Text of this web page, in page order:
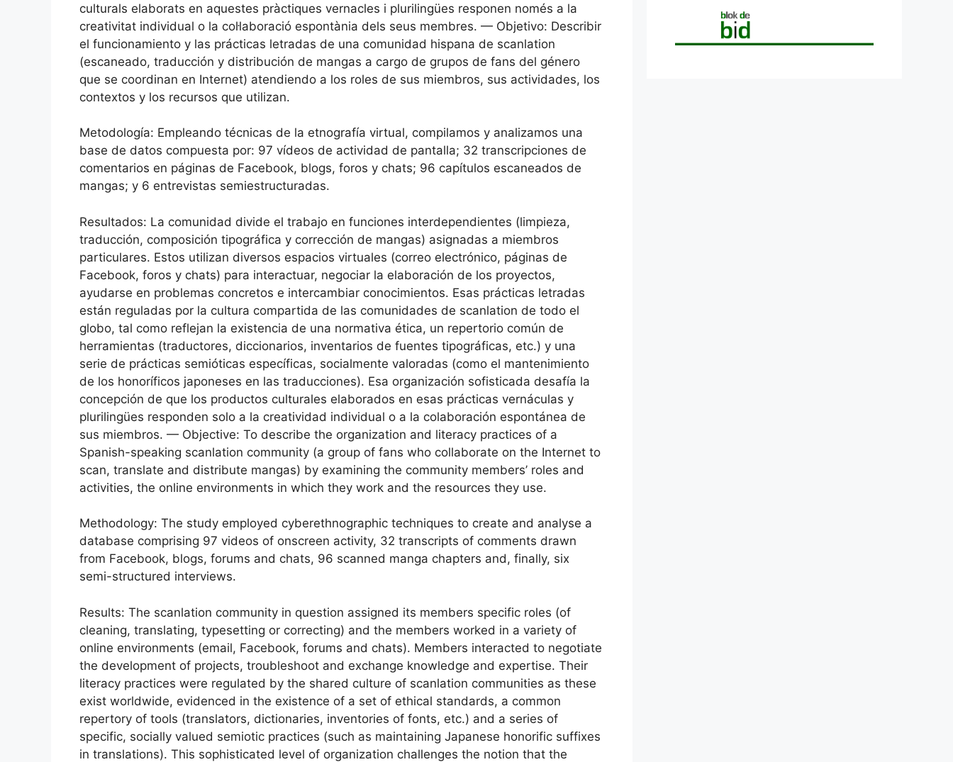
culturals elaborats en aquestes pràctiques vernacles i plurilingües responen només a la
creativitat individual o la col·laboració espontània dels seus membres. — Objetivo: Describir
el funcionamiento y las prácticas letradas de una comunidad hispana de scanlation
(escaneado, traducción y distribución de mangas a cargo de grupos de fans del género
que se coordinan en Internet) atendiendo a los roles de sus miembros, sus actividades, los
contextos y los recursos que utilizan.
Metodología: Empleando técnicas de la etnografía virtual, compilamos y analizamos una
base de datos compuesta por: 97 vídeos de actividad de pantalla; 32 transcripciones de
comentarios en páginas de Facebook, blogs, foros y chats; 96 capítulos escaneados de
mangas; y 6 entrevistas semiestructuradas.
Resultados: La comunidad divide el trabajo en funciones interdependientes (limpieza,
traducción, composición tipográfica y corrección de mangas) asignadas a miembros
particulares. Estos utilizan diversos espacios virtuales (correo electrónico, páginas de
Facebook, foros y chats) para interactuar, negociar la elaboración de los proyectos,
ayudarse en problemas concretos e intercambiar conocimientos. Esas prácticas letradas
están reguladas por la cultura compartida de las comunidades de scanlation de todo el
globo, tal como reflejan la existencia de una normativa ética, un repertorio común de
herramientas (traductores, diccionarios, inventarios de fuentes tipográficas, etc.) y una
serie de prácticas semióticas específicas, socialmente valoradas (como el mantenimiento
de los honoríficos japoneses en las traducciones). Esa organización sofisticada desafía la
concepción de que los productos culturales elaborados en esas prácticas vernáculas y
plurilingües responden solo a la creatividad individual o a la colaboración espontánea de
sus miembros. — Objective: To describe the organization and literacy practices of a
Spanish-speaking scanlation community (a group of fans who collaborate on the Internet to
scan, translate and distribute mangas) by examining the community members’ roles and
activities, the online environments in which they work and the resources they use.
Methodology: The study employed cyberethnographic techniques to create and analyse a
database comprising 97 videos of onscreen activity, 32 transcripts of comments drawn
from Facebook, blogs, forums and chats, 96 scanned manga chapters and, finally, six
semi-structured interviews.
Results: The scanlation community in question assigned its members specific roles (of
cleaning, translating, typesetting or correcting) and the members worked in a variety of
online environments (email, Facebook, forums and chats). Members interacted to negotiate
the development of projects, troubleshoot and exchange knowledge and expertise. Their
literacy practices were regulated by the shared culture of scanlation communities as these
exist worldwide, evidenced in the existence of a set of ethical standards, a common
repertory of tools (translators, dictionaries, inventories of fonts, etc.) and a series of
specific, socially valued semiotic practices (such as maintaining Japanese honorific suffixes
in translations). This sophisticated level of organization challenges the notion that the